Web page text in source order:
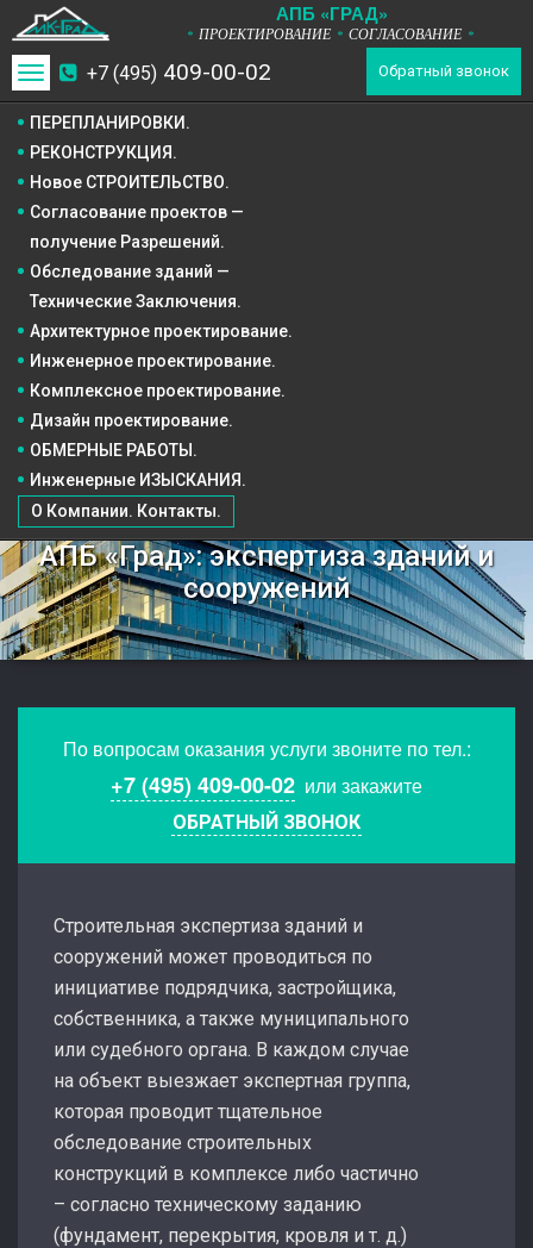
АПБ «ГРАД»
* ПРОЕКТИРОВАНИЕ * СОГЛАСОВАНИЕ *
+7 (495) 409-00-02 Обратный звонок
Toggle
navigation
ПЕРЕПЛАНИРОВКИ.
РЕКОНСТРУКЦИЯ.
Новое СТРОИТЕЛЬСТВО.
ОБМЕРНЫЕ РАБОТЫ.
Инженерные ИЗЫСКАНИЯ.
О Компании. Контакты.
Согласование проектов —
получение Разрешений.
Обследование зданий —
Технические Заключения.
Архитектурное проектирование.
Инженерное проектирование.
Комплексное проектирование.
Дизайн проектирование.
АПБ «Град»: экспертиза зданий и
сооружений
По вопросам оказания услуги звоните по тел.:
+7 (495) 409-00-02 или закажите
ОБРАТНЫЙ ЗВОНОК
Строительная экспертиза зданий и
сооружений может проводиться по
инициативе подрядчика, застройщика,
собственника, а также муниципального
или судебного органа. В каждом случае
на объект выезжает экспертная группа,
которая проводит тщательное
обследование строительных
конструкций в комплексе либо частично
– согласно техническому заданию
(фундамент, перекрытия, кровля и т. д.)